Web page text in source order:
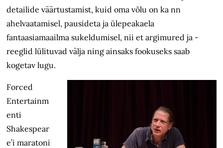
detailide väärtustamist, kuid oma võlu on ka nn
ahelvaatamisel, pausideta ja ülepeakaela
fantaasiamaailma sukeldumisel, nii et argimured ja -
reeglid lülituvad välja ning ainsaks fookuseks saab
kogetav lugu.
Forced
Entertainm
enti
Shakespear
e’i maratoni